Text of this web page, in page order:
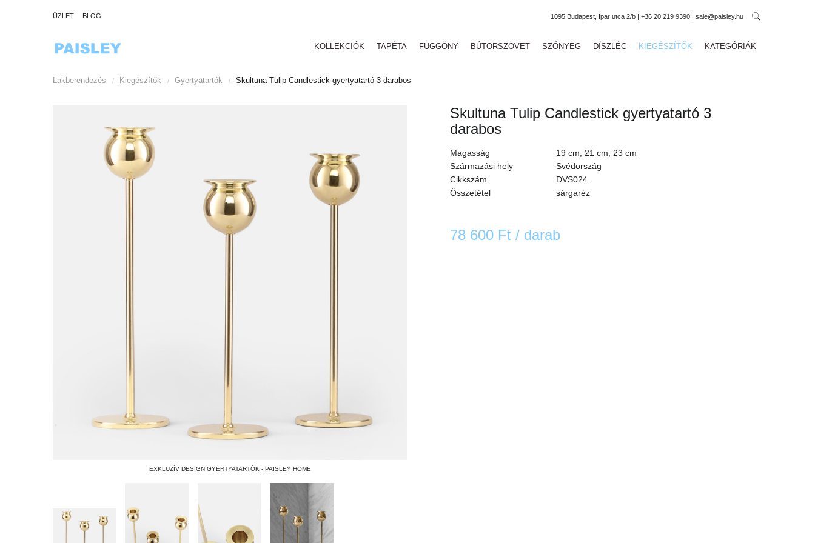
ÜZLET BLOG 1095 Budapest, Ipar utca 2/b | +36 20 219 9390 | sale@paisley.hu
KOLLEKCIÓK TAPÉTA FÜGGÖNY BÚTORSZÖVET SZŐNYEG DÍSZLÉC KIEGÉSZÍTŐK KATEGÓRIÁK
Lakberendezés / Kiegészítők / Gyertyatartók / Skultuna Tulip Candlestick gyertyatartó 3 darabos
EXKLUZÍV DESIGN GYERTYATARTÓK - PAISLEY HOME
Skultuna Tulip Candlestick gyertyatartó 3
darabos
Magasság
19 cm; 21 cm; 23 cm
Származási hely
Svédország
Cikkszám
DVS024
Összetétel
sárgaréz
/ darab
78 600 Ft